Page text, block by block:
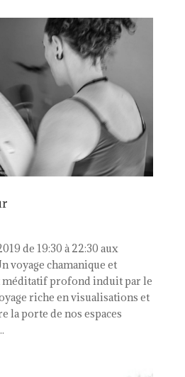
de 19:30 à 22:30 aux
voyage chamanique et
méditatif profond induit par le
riche en visualisations et
la porte de nos espaces